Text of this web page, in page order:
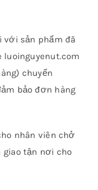
với sản phẩm đã
luoinguyenut.com
chuyển
bảo đơn hàng
nhân viên chở
giao tận nơi cho